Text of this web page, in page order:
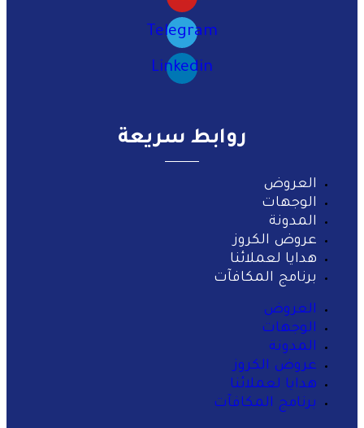
Telegram
Linkedin
روابط سريعة
العروض
الوجهات
المدونة
عروض الكروز
هدايا لعملائنا
برنامج المكافآت
العروض
الوجهات
المدونة
عروض الكروز
هدايا لعملائنا
برنامج المكافآت